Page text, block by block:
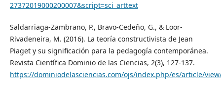
27372019000200007&script=sci_arttext
Saldarriaga-Zambrano, P., Bravo-Cedeño, G., & Loor-
Rivadeneira, M. (2016). La teoría constructivista de Jean
Piaget y su significación para la pedagogía contemporánea.
Revista Científica Dominio de las Ciencias, 2(3), 127-137.
https://dominiodelasciencias.com/ojs/index.php/es/article/